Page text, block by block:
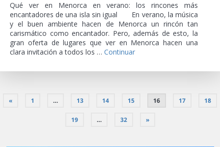
Qué ver en Menorca en verano: los rincones más
encantadores de una isla sin igual En verano, la música
y el buen ambiente hacen de Menorca un rincón tan
carismático como encantador. Pero, además de esto, la
gran oferta de lugares que ver en Menorca hacen una
clara invitación a todos los … Continuar
« 1 … 13 14 15 16 17 18
19 … 32 »